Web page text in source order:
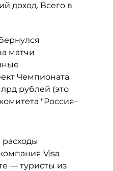
доход. Всего в
матчи
Чемпионата
рублей (это
"Россия–
Visa
— туристы из